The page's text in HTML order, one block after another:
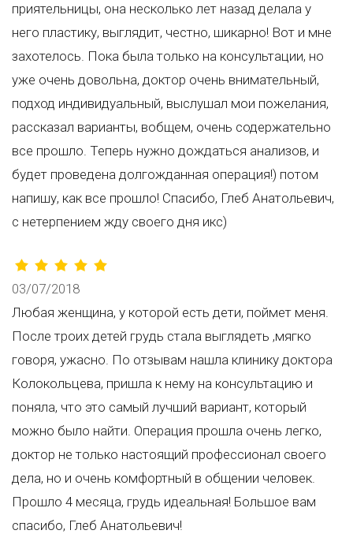
приятельницы, она несколько лет назад делала у
него пластику, выглядит, честно, шикарно! Вот и мне
захотелось. Пока была только на консультации, но
уже очень довольна, доктор очень внимательный,
подход индивидуальный, выслушал мои пожелания,
рассказал варианты, вобщем, очень содержательно
все прошло. Теперь нужно дождаться анализов, и
будет проведена долгожданная операция!) потом
напишу, как все прошло! Спасибо, Глеб Анатольевич,
с нетерпением жду своего дня икс)
03/07/2018
Любая женщина, у которой есть дети, поймет меня.
После троих детей грудь стала выглядеть ,мягко
говоря, ужасно. По отзывам нашла клинику доктора
Колокольцева, пришла к нему на консультацию и
поняла, что это самый лучший вариант, который
можно было найти. Операция прошла очень легко,
доктор не только настоящий профессионал своего
дела, но и очень комфортный в общении человек.
Прошло 4 месяца, грудь идеальная! Большое вам
спасибо, Глеб Анатольевич!